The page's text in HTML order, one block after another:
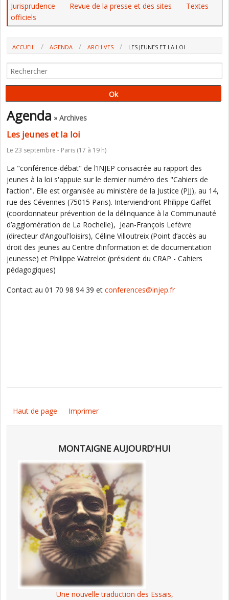
Jurisprudence
Revue de la presse et des sites
Textes
officiels
ACCUEIL AGENDA ARCHIVES LES JEUNES ET LA LOI
Agenda » Archives
Les jeunes et la loi
Le 23 septembre - Paris (17 à 19 h)
La "conférence-débat" de l’INJEP consacrée au rapport des
jeunes à la loi s'appuie sur le dernier numéro des "Cahiers de
l’action". Elle est organisée au ministère de la Justice (PJJ), au 14,
rue des Cévennes (75015 Paris). Interviendront Philippe Gaffet
(coordonnateur prévention de la délinquance à la Communauté
d’agglomération de La Rochelle), Jean-François Lefèvre
(directeur d’Angoul'loisirs), Céline Villoutreix (Point d’accès au
droit des jeunes au Centre d’information et de documentation
jeunesse) et Philippe Watrelot (président du CRAP - Cahiers
pédagogiques)
Contact au 01 70 98 94 39 et conferences@injep.fr
Haut de page Imprimer
MONTAIGNE AUJOURD'HUI
Une nouvelle traduction des Essais,